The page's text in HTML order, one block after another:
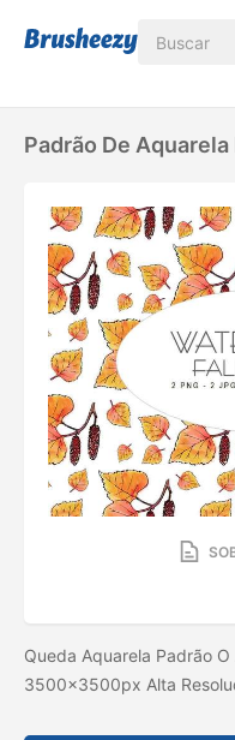
Padrão De
Queda Aquarela Padrão
3500x3500px Alta